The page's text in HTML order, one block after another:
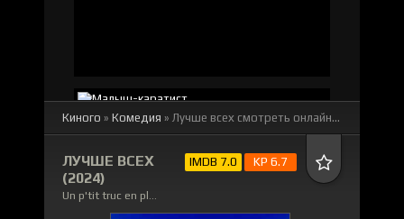
Киного » Комедия » Лучше всех смотреть онлайн бесплатно
ЛУЧШЕ ВСЕХ
(2024)
Un p'tit truc en plus / A Little Something Extra
IMDB 7.0 KP 6.7